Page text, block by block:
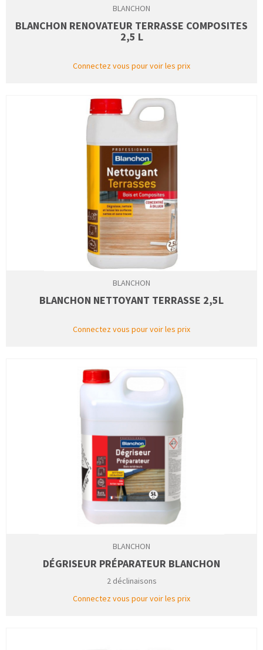
BLANCHON
BLANCHON RENOVATEUR TERRASSE COMPOSITES
2,5 L
Connectez vous pour voir les prix
BLANCHON
BLANCHON NETTOYANT TERRASSE 2,5L
Connectez vous pour voir les prix
BLANCHON
DÉGRISEUR PRÉPARATEUR BLANCHON
2 déclinaisons
Connectez vous pour voir les prix